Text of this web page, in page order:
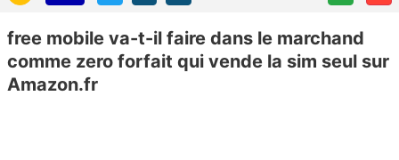
free mobile va-t-il faire dans le marchand
comme zero forfait qui vende la sim seul sur
Amazon.fr